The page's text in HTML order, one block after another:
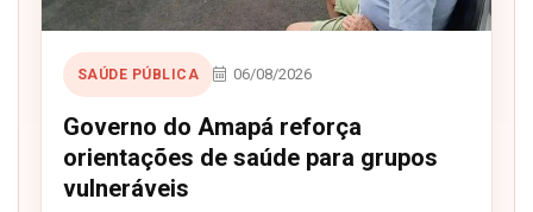
SAÚDE PÚBLICA 06/08/2026
Governo do Amapá reforça
orientações de saúde para grupos
vulneráveis